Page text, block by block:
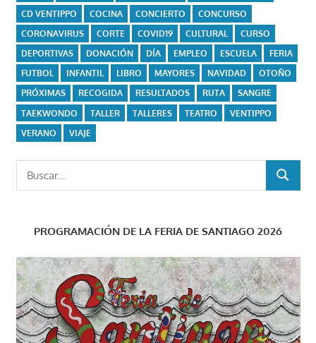
CD VENTIPPO
COCINA CONCIERTO
CONCURSO
CORONAVIRUS
CORTE COVID19 CULTURAL
CURSO
DEPORTIVAS
DONACIÓN DÍA EMPLEO ESCUELA
FERIA
FUTBOL
INFANTIL LIBRO MAYORES NAVIDAD
OTOÑO
PRÓXIMAS
RECOGIDA RESULTADOS RUTA
SANGRE
TAEKWONDO
TALLER TALLERES TEATRO
VENTIPPO
VERANO
VIAJE
BUSCAR
PROGRAMACIÓN DE LA FERIA DE SANTIAGO 2026